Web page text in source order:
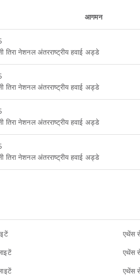
आगमन
तिरा नेशनल अंतरराष्ट्रीय हवाई अड्डे
तिरा नेशनल अंतरराष्ट्रीय हवाई अड्डे
तिरा नेशनल अंतरराष्ट्रीय हवाई अड्डे
तिरा नेशनल अंतरराष्ट्रीय हवाई अड्डे
एथेंस
एथेंस
एथेंस